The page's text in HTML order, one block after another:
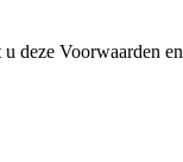
deze Voorwaarden